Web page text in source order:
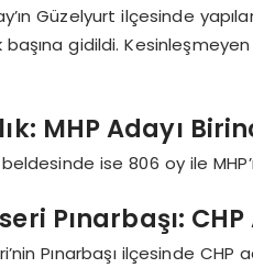
Güzelyurt ilçesinde
başına gidildi.
MHP Adayı
beldesinde ise 806 oy ile
Pınarbaşı:
Pınarbaşı ilçesinde